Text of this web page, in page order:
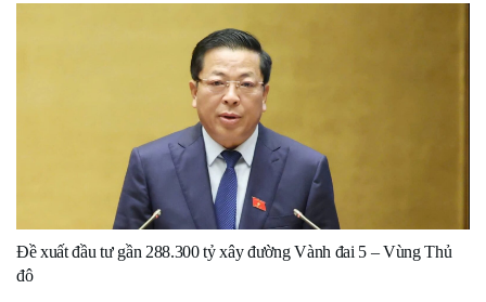
Đề xuất đầu tư gần 288.300 tỷ xây đường Vành đai 5 – Vùng Thủ
đô